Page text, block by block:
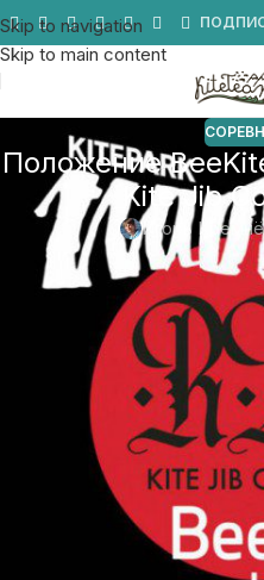
Skip to navigation
Skip to main content
Положение
Kite Jib
Игорь Кремнёв